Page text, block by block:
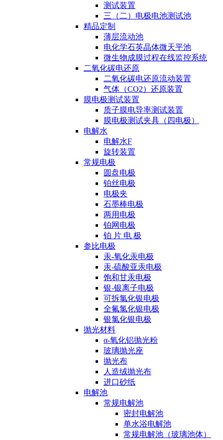
测试装置
三（二）电极电池测试池
精品定制
薄层流动池
电化学石英晶体微天平池
微生物成膜过程在线监控系统
二氧化碳电还原
二氧化碳电还原流动装置
气体（CO2）还原装置
膜电极测试装置
质子膜电导率测试装置
膜电极测试夹具（四电极）
电解水
电解水F
旋转装置
常规电极
圆盘电极
铂丝电极
电极夹
石墨棒电极
两用电极
铂网电极
铂 片 电 极
参比电极
汞-氧化汞电极
汞-硫酸亚汞电极
饱和甘汞电极
银-银离子电极
可拆氯化银电极
全氟氯化银电极
银氯化银电极
抛光材料
α-氧化铝抛光粉
玻璃抛光座
抛光布
人造绒抛光布
进口砂纸
电解池
常规电解池
密封电解池
单水浴电解池
常规电解池（玻璃池体）